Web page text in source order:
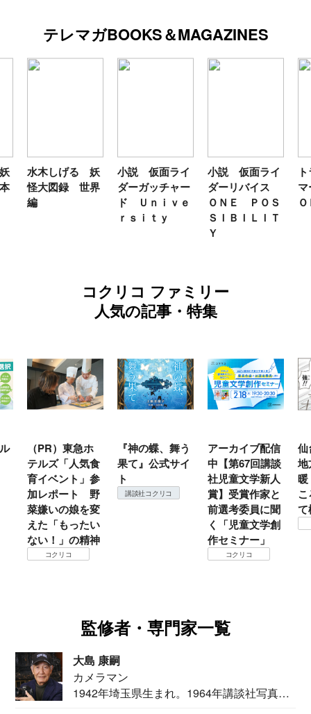
テレマガBOOKS＆MAGAZINES
水木しげる 妖
怪大図録 世界
編
小説 仮面ライ
ダーガッチャー
ド Ｕｎｉｖｅ
ｒｓｉｔｙ
小説 仮面ライ
ダーリバイス
ＯＮＥ ＰＯＳ
ＳＩＢＩＬＩＴ
Ｙ
コクリコ ファミリー
人気の記事・特集
（PR）東急ホ
テルズ「人気食
育イベント」参
加レポート 野
菜嫌いの娘を変
えた「もったい
ない！」の精神
コクリコ
『神の蝶、舞う
果て』公式サイ
ト
講談社コクリコ
アーカイブ配信
中【第67回講談
社児童文学新人
賞】受賞作家と
前選考委員に聞
く「児童文学創
作セミナー」
コクリコ
仙
地
て
監修者・専門家一覧
大島 康嗣
カメラマン
1942年埼玉県生まれ。1964年講談社写真部